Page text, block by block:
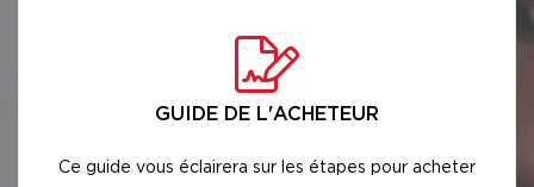
GUIDE DE L'ACHETEUR
Ce guide vous éclairera sur les étapes pour acheter